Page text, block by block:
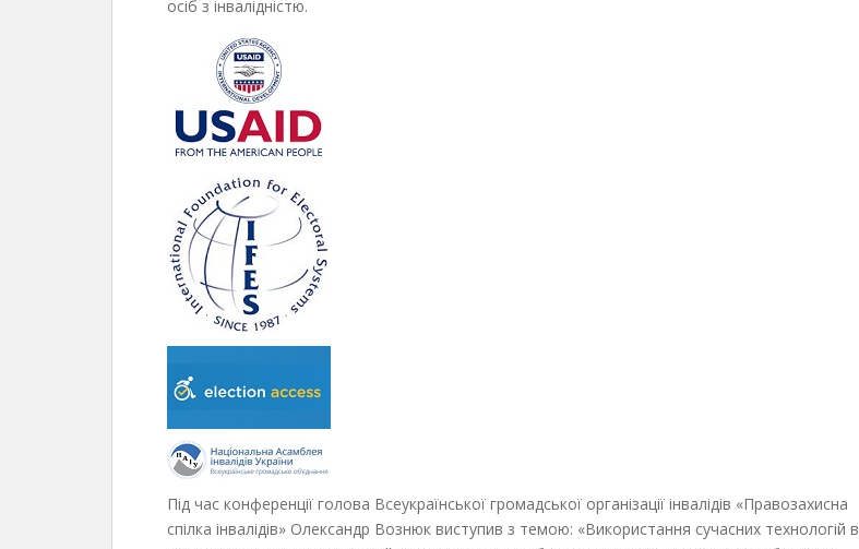
осіб з інвалідністю.
Під час конференції голова Всеукраїнської громадської організації інвалідів «Правозахисна
спілка інвалідів» Олександр Вознюк виступив з темою: «Використання сучасних технологій в